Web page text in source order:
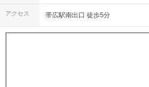
アクセス 帯広駅南出口 徒歩5分